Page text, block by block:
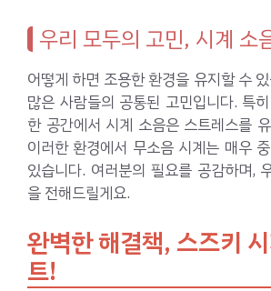
우리 모두의 고민, 시계 소
어떻게 하면 조용한 환경을 유지할 수
많은 사람들의 공통된 고민입니다. 특
한 공간에서 시계 소음은 스트레스를
이러한 환경에서 무소음 시계는 매우
있습니다. 여러분의 필요를 공감하며,
을 전해드릴게요.
완벽한 해결책, 스즈키
트!